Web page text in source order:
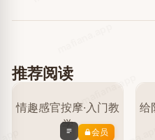
推荐阅读
会员
mafiana.app